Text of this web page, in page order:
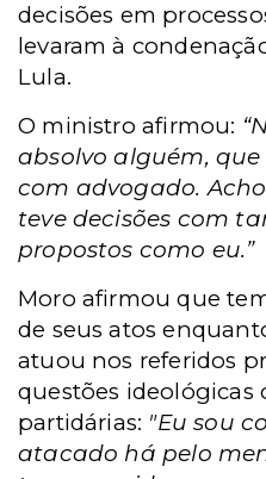
decisões em
levaram à
Lula.
O ministro afirmou:
absolvo alguém,
com advogado.
teve decisões com
propostos como eu.”
Moro afirmou que
de seus atos
atuou nos referidos
questões ideológicas
partidárias: "Eu sou
atacado há pelo